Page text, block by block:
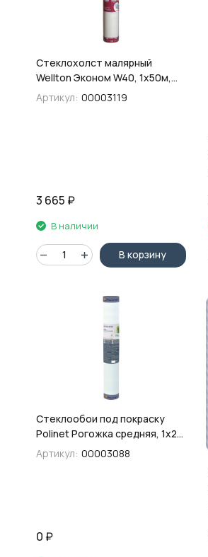
Стеклохолст малярный
Wellton Эконом W40, 1х50м,
40гр/м2
Артикул: 00003119
3 665 ₽
В наличии
В корзину
Стеклообои под покраску
Polinet Рогожка средняя, 1х25
м, ГОСТ Р 52805-2007
Артикул: 00003088
0 ₽